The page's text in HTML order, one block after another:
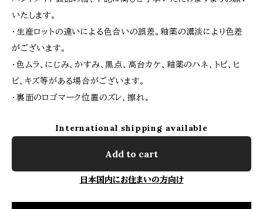
いたします。
・生産ロットの違いによる色合いの誤差。釉薬の濃淡により色差
がございます。
・色ムラ、にじみ、かすみ、黒点、高台カケ、釉薬のハネ、トビ、ヒ
ビ、キズ等がある場合がございます。
・裏面のロゴマーク位置のズレ、擦れ。
International shipping available
Add to cart
日本国内にお住まいの方向け